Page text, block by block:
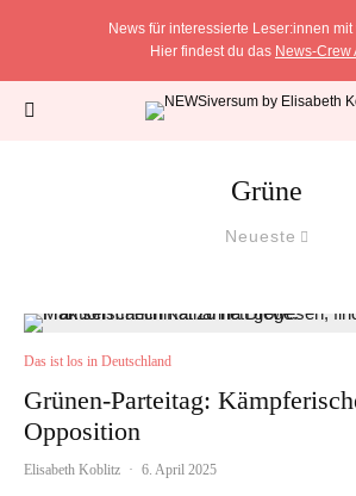
News für interessierte Leser:innen
Hier findest du das News-Crew
Grüne
Neueste
Das ist los in Deutschland
Grünen-Parteitag:
Opposition
Elisabeth Koblitz · 6. April 2025